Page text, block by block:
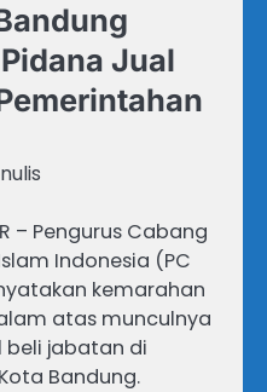
Jual
– Pengurus Cabang
Indonesia (PC
kemarahan
atas munculnya
beli jabatan di
Bandung.